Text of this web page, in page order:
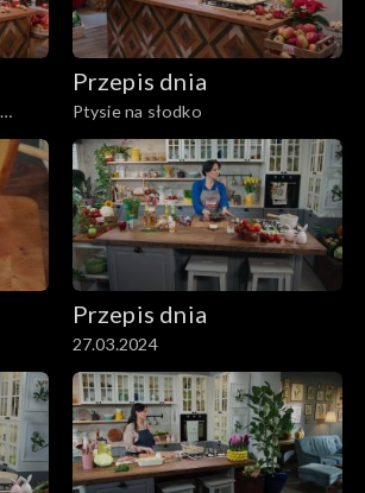
Przepis dnia
Ptysie na słodko
Przepis dnia
27.03.2024